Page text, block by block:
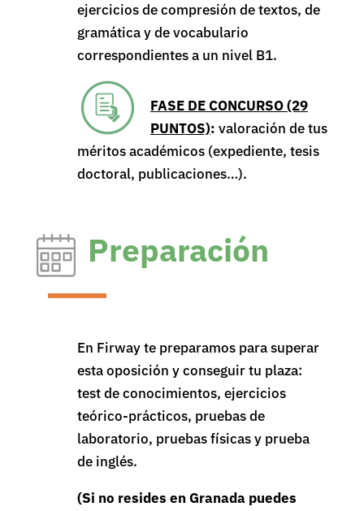
ejercicios de compresión de textos, de
gramática y de vocabulario
correspondientes a un nivel B1.
FASE DE CONCURSO (29
PUNTOS): valoración de tus
méritos académicos (expediente, tesis
doctoral, publicaciones…).
Preparación
En Firway te preparamos para superar
esta oposición y conseguir tu plaza:
test de conocimientos, ejercicios
teórico-prácticos, pruebas de
laboratorio, pruebas físicas y prueba
de inglés.
(Si no resides en Granada puedes